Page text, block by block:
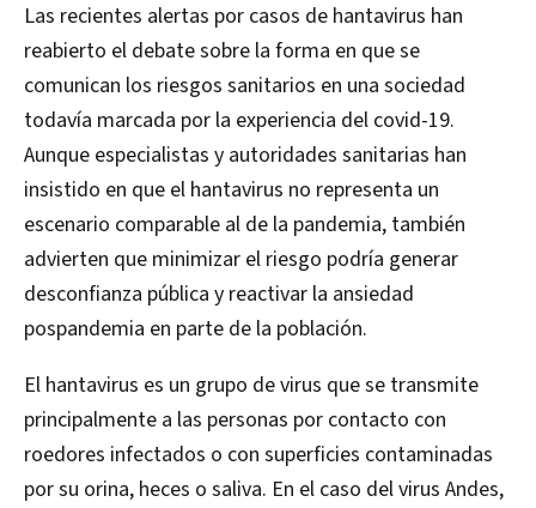
Las recientes alertas por casos de hantavirus han
reabierto el debate sobre la forma en que se
comunican los riesgos sanitarios en una sociedad
todavía marcada por la experiencia del covid-19.
Aunque especialistas y autoridades sanitarias han
insistido en que el hantavirus no representa un
escenario comparable al de la pandemia, también
advierten que minimizar el riesgo podría generar
desconfianza pública y reactivar la ansiedad
pospandemia en parte de la población.
El hantavirus es un grupo de virus que se transmite
principalmente a las personas por contacto con
roedores infectados o con superficies contaminadas
por su orina, heces o saliva. En el caso del virus Andes,